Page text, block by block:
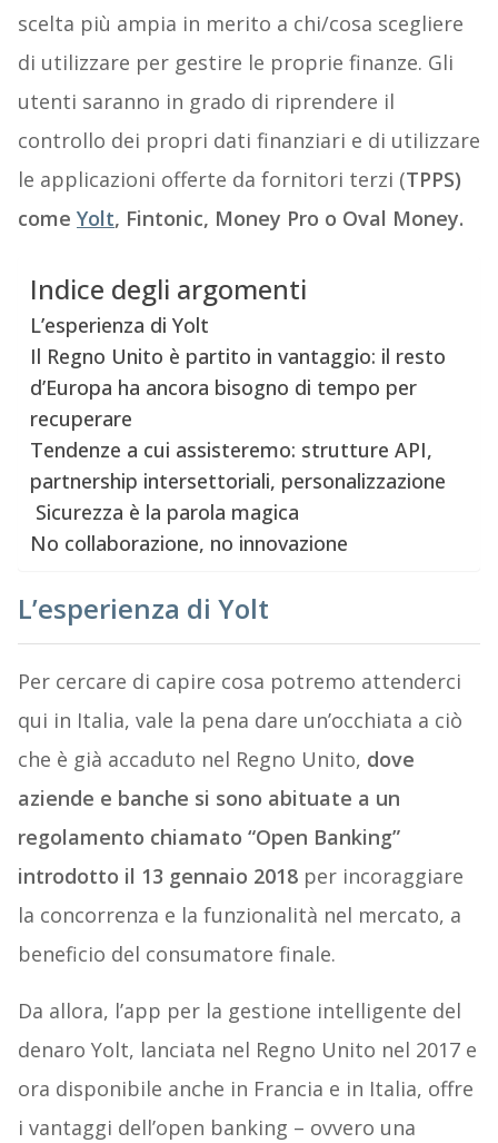
scelta più ampia in merito a chi/cosa scegliere
di utilizzare per gestire le proprie finanze. Gli
utenti saranno in grado di riprendere il
controllo dei propri dati finanziari e di utilizzare
le applicazioni offerte da fornitori terzi (TPPS)
come Yolt, Fintonic, Money Pro o Oval Money.
Indice degli argomenti
L’esperienza di Yolt
Il Regno Unito è partito in vantaggio: il resto
d’Europa ha ancora bisogno di tempo per
recuperare
Tendenze a cui assisteremo: strutture API,
partnership intersettoriali, personalizzazione
Sicurezza è la parola magica
No collaborazione, no innovazione
L’esperienza di Yolt
Per cercare di capire cosa potremo attenderci
qui in Italia, vale la pena dare un’occhiata a ciò
che è già accaduto nel Regno Unito, dove
aziende e banche si sono abituate a un
regolamento chiamato “Open Banking”
introdotto il 13 gennaio 2018per incoraggiare
la concorrenza e la funzionalità nel mercato, a
beneficio del consumatore finale.
Da allora, l’app per la gestione intelligente del
denaro Yolt, lanciata nel Regno Unito nel 2017 e
ora disponibile anche in Francia e in Italia, offre
i vantaggi dell’open banking – ovvero una